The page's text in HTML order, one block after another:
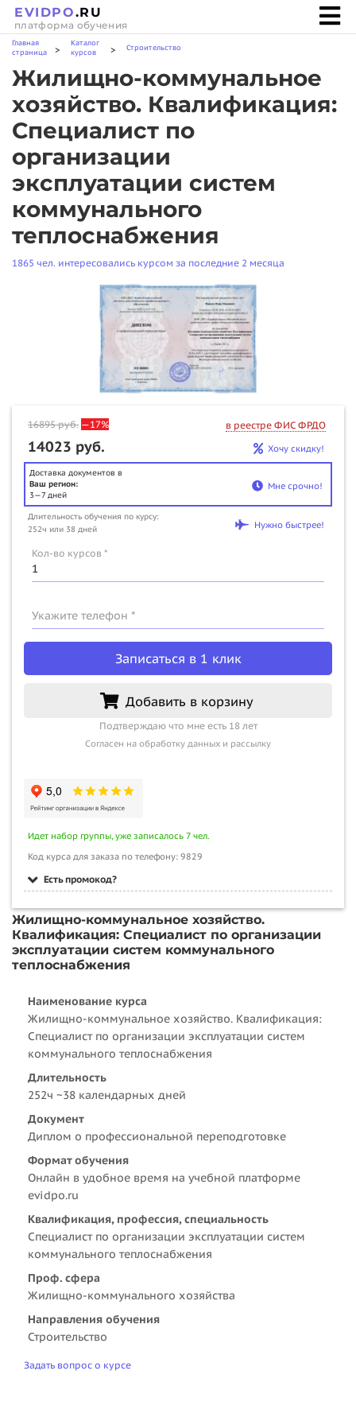
EVIDPO.RU
платформа обучения
Главная
страница
>
Каталог
курсов
> Строительство
Жилищно-коммунальное
хозяйство. Квалификация:
Специалист по
организации
эксплуатации систем
коммунального
теплоснабжения
1865 чел. интересовались курсом за последние 2 месяца
16895руб. —17% в реестре ФИС ФРДО
14023 руб. Хочу скидку!
Доставка документов в
Ваш регион:
3—7 дней
Мне срочно!
Длительность обучения по курсу:
252ч или 38 дней
Нужно быстрее!
Кол-во курсов *
Укажите телефон *
Записаться в 1 клик
Добавить в корзину
Подтверждаю что мне есть 18 лет
Согласен на обработку данных и рассылку
Идет набор группы, уже записалось 7 чел.
Код курса для заказа по телефону: 9829
Есть промокод?
Жилищно-коммунальное хозяйство.
Квалификация: Специалист по организации
эксплуатации систем коммунального
теплоснабжения
Наименование курса
Жилищно-коммунальное хозяйство. Квалификация:
Специалист по организации эксплуатации систем
коммунального теплоснабжения
Длительность
252ч ~38 календарных дней
Документ
Диплом о профессиональной переподготовке
Формат обучения
Онлайн в удобное время на учебной платформе
evidpo.ru
Квалификация, профессия, специальность
Специалист по организации эксплуатации систем
коммунального теплоснабжения
Проф. сфера
Жилищно-коммунального хозяйства
Направления обучения
Строительство
Задать вопрос о курсе